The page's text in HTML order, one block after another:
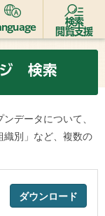
検索
閲覧支援
ジ 検索
データについて、
織別」など、複数の
ダウンロード